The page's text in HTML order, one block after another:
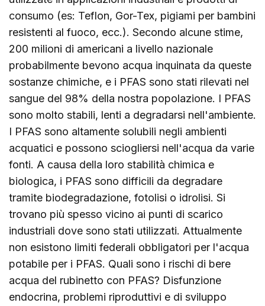
consumo (es: Teflon, Gor-Tex, pigiami per bambini
resistenti al fuoco, ecc.). Secondo alcune stime,
200 milioni di americani a livello nazionale
probabilmente bevono acqua inquinata da queste
sostanze chimiche, e i PFAS sono stati rilevati nel
sangue del 98% della nostra popolazione. I PFAS
sono molto stabili, lenti a degradarsi nell'ambiente.
I PFAS sono altamente solubili negli ambienti
acquatici e possono sciogliersi nell'acqua da varie
fonti. A causa della loro stabilità chimica e
biologica, i PFAS sono difficili da degradare
tramite biodegradazione, fotolisi o idrolisi. Si
trovano più spesso vicino ai punti di scarico
industriali dove sono stati utilizzati. Attualmente
non esistono limiti federali obbligatori per l'acqua
potabile per i PFAS. Quali sono i rischi di bere
acqua del rubinetto con PFAS? Disfunzione
endocrina, problemi riproduttivi e di sviluppo